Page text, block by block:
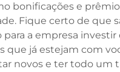
bonificações e
Fique certo de que
para a empresa investir
que já estejam com
novos e ter todo um